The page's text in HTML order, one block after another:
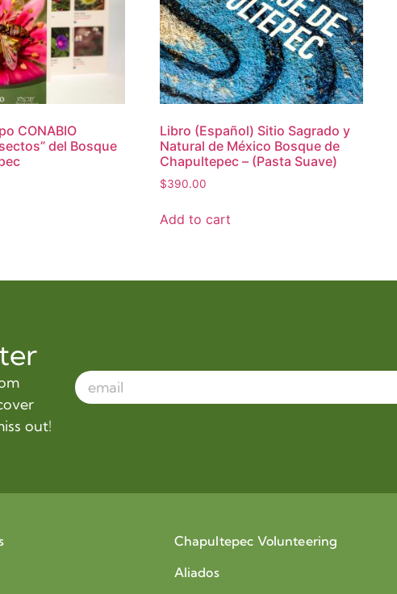
CONABIO
del Bosque
Libro (Español) Sitio Sagrado y
Natural de México Bosque de
Chapultepec – (Pasta Suave)
$390.00
Add to cart
out!
Chapultepec Volunteering
Aliados